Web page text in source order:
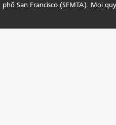
phố San Francisco (SFMTA). Mọi